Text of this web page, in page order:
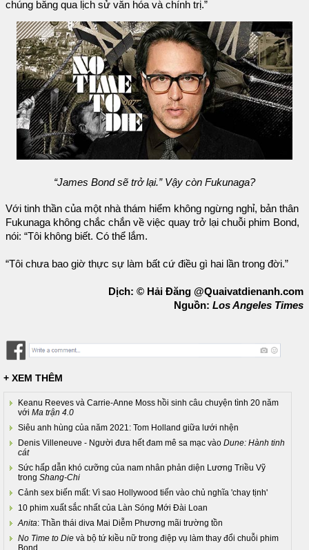
chúng băng qua lịch sử văn hóa và chính trị.”
“James Bond sẽ trở lại.” Vậy còn Fukunaga?
Với tinh thần của một nhà thám hiểm không ngừng nghỉ, bản thân
Fukunaga không chắc chắn về việc quay trở lại chuỗi phim Bond,
nói: “Tôi không biết. Có thể lắm.
“Tôi chưa bao giờ thực sự làm bất cứ điều gì hai lần trong đời.”
Dịch: © Hải Đăng @Quaivatdienanh.com
Nguồn: Los Angeles Times
+ XEM THÊM
Keanu Reeves và Carrie-Anne Moss hồi sinh câu chuyện tình 20 năm
với Ma trận 4.0
Siêu anh hùng của năm 2021: Tom Holland giữa lưới nhện
Denis Villeneuve - Người đưa hết đam mê sa mạc vào Dune: Hành tinh
cát
Sức hấp dẫn khó cưỡng của nam nhân phản diện Lương Triều Vỹ
trong Shang-Chi
Cảnh sex biến mất: Vì sao Hollywood tiến vào chủ nghĩa 'chay tịnh'
10 phim xuất sắc nhất của Làn Sóng Mới Đài Loan
Anita: Thần thái diva Mai Diễm Phương mãi trường tồn
No Time to Die và bộ tứ kiều nữ trong điệp vụ làm thay đổi chuỗi phim
Bond